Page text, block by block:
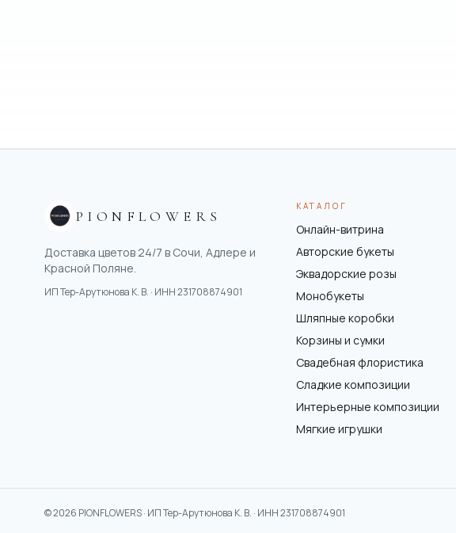
PIONFLOWERS
Доставка цветов 24/7 в Сочи, Адлере и
Красной Поляне.
ИП Тер-Арутюнова К. В. · ИНН231708874901
КАТАЛОГ
Онлайн-витрина
Авторские букеты
Эквадорские розы
Монобукеты
Шляпные коробки
Корзины и сумки
Свадебная флористика
Сладкие композиции
Интерьерные композиции
Мягкие игрушки
©2026 PIONFLOWERS · ИП Тер-Арутюнова К. В. · ИНН231708874901